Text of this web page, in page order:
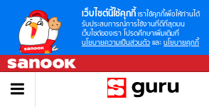
เว็บไซต์นี้ใช้คุกกี้ เราใช้คุกกี้เพื่อให้ท่านได้
รับประสบการณ์การใช้งานที่ดีที่สุดบน
เว็บไซต์ของเรา โปรดศึกษาเพิ่มเติมที่
นโยบายความเป็นส่วนตัว และ นโยบายคุกกี้